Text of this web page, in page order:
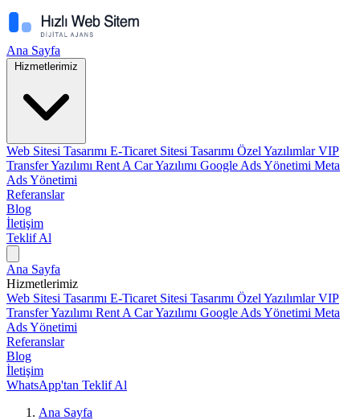
Ana Sayfa
Hizmetlerimiz
Web Sitesi Tasarımı E-Ticaret Sitesi Tasarımı Özel YazılımlarVIP
Transfer Yazılımı Rent A Car Yazılımı Google Ads Yönetimi Meta
Ads Yönetimi
Referanslar
Blog
İletişim
Teklif Al
Ana Sayfa
Hizmetlerimiz
Web Sitesi Tasarımı E-Ticaret Sitesi Tasarımı Özel YazılımlarVIP
Transfer Yazılımı Rent A Car Yazılımı Google Ads Yönetimi Meta
Ads Yönetimi
Referanslar
Blog
İletişim
WhatsApp'tan Teklif Al
Ana Sayfa